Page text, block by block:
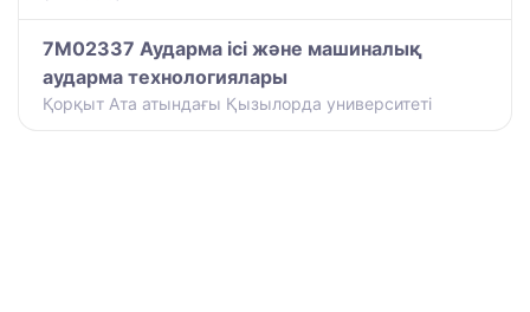
7M02337 Аударма ісі және машиналық
аударма технологиялары
Қорқыт Ата атындағы Қызылорда университеті